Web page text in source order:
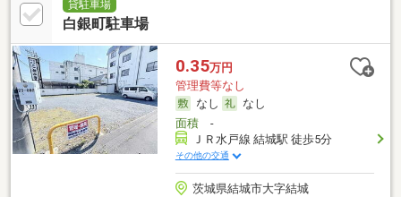
貸駐車場
白銀町駐車場
0.35万円
管理費等なし
なし
なし
面積-
ＪＲ水戸線 結城駅 徒歩5分
その他の交通
茨城県結城市大字結城